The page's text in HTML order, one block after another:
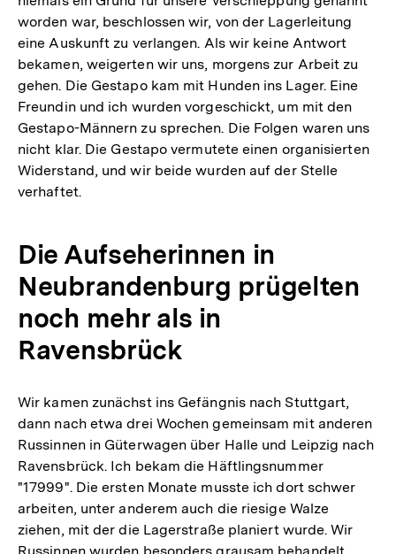
worden war, beschlossen wir, von der Lagerleitung
eine Auskunft zu verlangen. Als wir keine Antwort
bekamen, weigerten wir uns, morgens zur Arbeit zu
gehen. Die Gestapo kam mit Hunden ins Lager. Eine
Freundin und ich wurden vorgeschickt, um mit den
Gestapo-Männern zu sprechen. Die Folgen waren uns
nicht klar. Die Gestapo vermutete einen organisierten
Widerstand, und wir beide wurden auf der Stelle
verhaftet.
Die Aufseherinnen in
Neubrandenburg prügelten
noch mehr als in
Ravensbrück
Wir kamen zunächst ins Gefängnis nach Stuttgart,
dann nach etwa drei Wochen gemeinsam mit anderen
Russinnen in Güterwagen über Halle und Leipzig nach
Ravensbrück. Ich bekam die Häftlingsnummer
"17999". Die ersten Monate musste ich dort schwer
arbeiten, unter anderem auch die riesige Walze
ziehen, mit der die Lagerstraße planiert wurde. Wir
Russinnen wurden besonders grausam behandelt.